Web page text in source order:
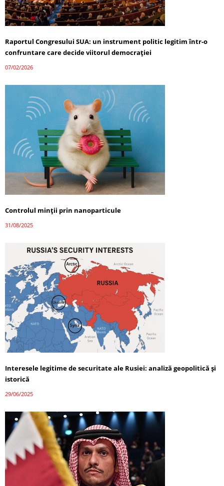
Raportul Congresului SUA: un instrument politic legitim într-o
confruntare care decide viitorul democrației
07/02/2026
Controlul minții prin nanoparticule
31/08/2025
Interesele legitime de securitate ale Rusiei: analiză geopolitică și
istorică
29/06/2025